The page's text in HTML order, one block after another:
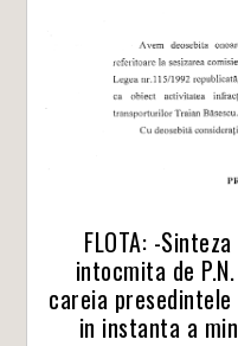
FLOTA: -
intocmita de P.N.
careia
in instanta a